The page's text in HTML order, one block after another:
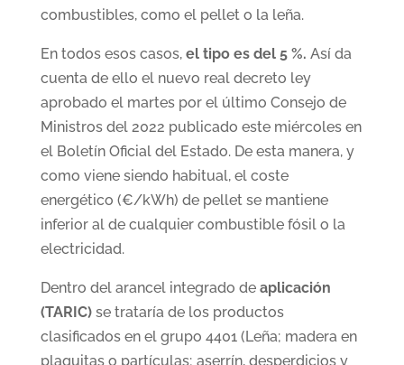
combustibles, como el pellet o la leña.
En todos esos casos, el tipo es del 5 %. Así da
cuenta de ello el nuevo real decreto ley
aprobado el martes por el último Consejo de
Ministros del 2022 publicado este miércoles en
el Boletín Oficial del Estado. De esta manera, y
como viene siendo habitual, el coste
energético (€/kWh) de pellet se mantiene
inferior al de cualquier combustible fósil o la
electricidad.
Dentro del arancel integrado de aplicación
(TARIC)se trataría de los productos
clasificados en el grupo 4401 (Leña; madera en
plaquitas o partículas; aserrín, desperdicios y